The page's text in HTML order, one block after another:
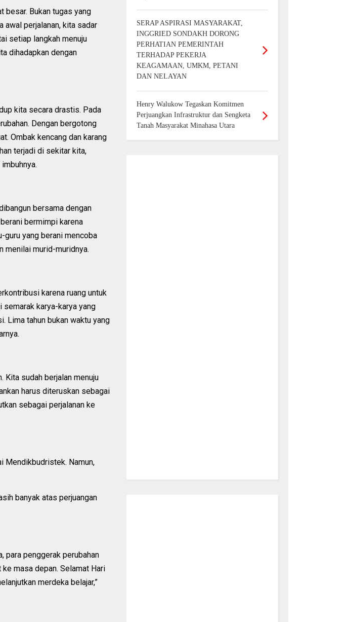
besar. Bukan tugas yang
awal perjalanan, kita sadar
setiap langkah menuju
dihadapkan dengan
kita secara drastis. Pada
Dengan bergotong
Ombak kencang dan karang
terjadi di sekitar kita,
bersama dengan
bermimpi karena
guru yang berani mencoba
menilai murid-muridnya.
karena ruang untuk
karya-karya yang
Lima tahun bukan waktu yang
Kita sudah berjalan menuju
harus diteruskan sebagai
sebagai perjalanan ke
Mendikbudristek. Namun,
banyak atas perjuangan
para penggerak perubahan
masa depan. Selamat Hari
merdeka belajar,”
SERAP ASPIRASI MASYARAKAT,
INGGRIED SONDAKH DORONG
PERHATIAN PEMERINTAH
TERHADAP PEKERJA
KEAGAMAAN, UMKM, PETANI
DAN NELAYAN
Henry Walukow Tegaskan Komitmen
Perjuangkan Infrastruktur dan Sengketa
Tanah Masyarakat Minahasa Utara